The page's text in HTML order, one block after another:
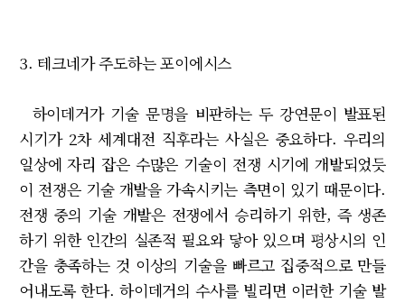
3. 테크네가 주도하는 포이에시스
하이데거가 기술 문명을 비판하는 두 강연문이 발표된
시기가 2차 세계대전 직후라는 사실은 중요하다. 우리의
일상에 자리 잡은 수많은 기술이 전쟁 시기에 개발되었듯
이 전쟁은 기술 개발을 가속시키는 측면이 있기 때문이다.
전쟁 중의 기술 개발은 전쟁에서 승리하기 위한, 즉 생존
하기 위한 인간의 실존적 필요와 닿아 있으며 평상시의 인
간을 충족하는 것 이상의 기술을 빠르고 집중적으로 만들
어내도록 한다. 하이데거의 수사를 빌리면 이러한 기술 발